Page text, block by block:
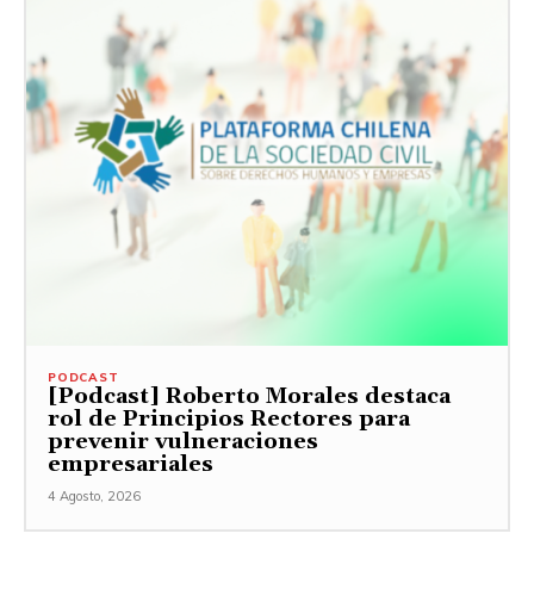
PODCAST
[Podcast] Roberto Morales destaca
rol de Principios Rectores para
prevenir vulneraciones
empresariales
4 Agosto, 2026